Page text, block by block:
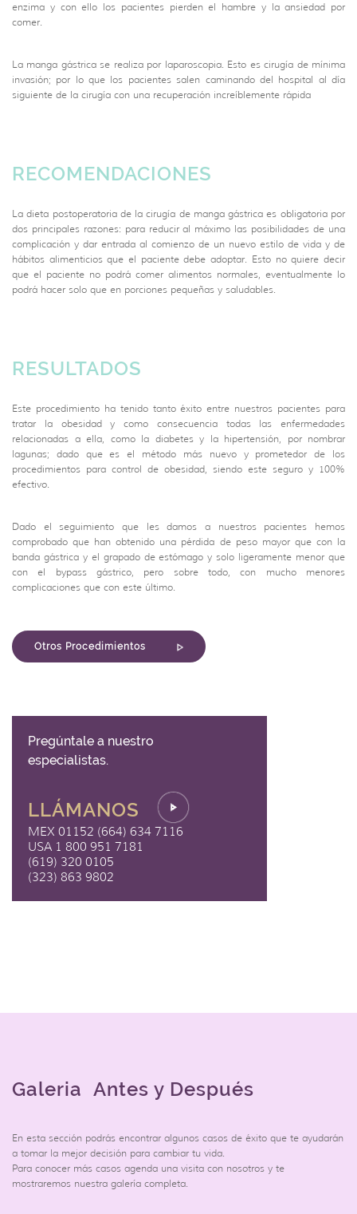
enzima y con ello los pacientes pierden el hambre y la ansiedad por
comer.
La manga gástrica se realiza por laparoscopia. Esto es cirugía de mínima
invasión; por lo que los pacientes salen caminando del hospital al día
siguiente de la cirugía con una recuperación increíblemente rápida
RECOMENDACIONES
La dieta postoperatoria de la cirugía de manga gástrica es obligatoria por
dos principales razones: para reducir al máximo las posibilidades de una
complicación y dar entrada al comienzo de un nuevo estilo de vida y de
hábitos alimenticios que el paciente debe adoptar. Esto no quiere decir
que el paciente no podrá comer alimentos normales, eventualmente lo
podrá hacer solo que en porciones pequeñas y saludables.
RESULTADOS
Este procedimiento ha tenido tanto éxito entre nuestros pacientes para
tratar la obesidad y como consecuencia todas las enfermedades
relacionadas a ella, como la diabetes y la hipertensión, por nombrar
lagunas; dado que es el método más nuevo y prometedor de los
procedimientos para control de obesidad, siendo este seguro y 100%
efectivo.
Dado el seguimiento que les damos a nuestros pacientes hemos
comprobado que han obtenido una pérdida de peso mayor que con la
banda gástrica y el grapado de estómago y solo ligeramente menor que
con el bypass gástrico, pero sobre todo, con mucho menores
complicaciones que con este último.
Otros Procedimientos
Pregúntale a nuestro
especialistas.
LLÁMANOS
MEX 01152 (664) 634 7116
USA 1 800 951 7181
(619) 320 0105
(323) 863 9802
Galeria Antes y Después
En esta sección podrás encontrar algunos casos de éxito que te ayudarán
a tomar la mejor decisión para cambiar tu vida.
Para conocer más casos agenda una visita con nosotros y te
mostraremos nuestra galería completa.